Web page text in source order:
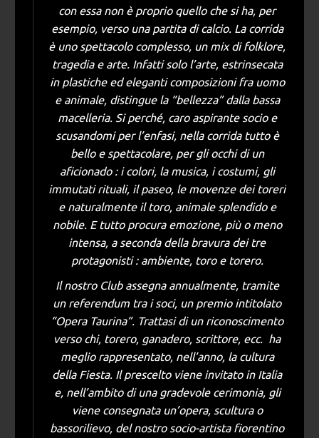
con essa non è proprio quello che si ha, per
esempio, verso una partita di calcio. La corrida
è uno spettacolo complesso, un mix di folklore,
tragedia e arte. Infatti solo l’arte, estrinsecata
in plastiche ed eleganti composizioni fra uomo
e animale, distingue la “bellezza” dalla bassa
macelleria. Si perché, caro aspirante socio e
scusandomi per l’enfasi, nella corrida tutto è
bello e spettacolare, per gli occhi di un
aficionado : i colori, la musica, i costumi, gli
immutati rituali, il paseo, le movenze dei toreri
e naturalmente il toro, animale splendido e
nobile. E tutto procura emozione, più o meno
intensa, a seconda della bravura dei tre
protagonisti : ambiente, toro e torero.
Il nostro Club assegna annualmente, tramite
un referendum tra i soci, un premio intitolato
“Opera Taurina”. Trattasi di un riconoscimento
verso chi, torero, ganadero, scrittore, ecc. ha
meglio rappresentato, nell’anno, la cultura
della Fiesta. Il prescelto viene invitato in Italia
e, nell’ambito di una gradevole cerimonia, gli
viene consegnata un’opera, scultura o
bassorilievo, del nostro socio-artista fiorentino